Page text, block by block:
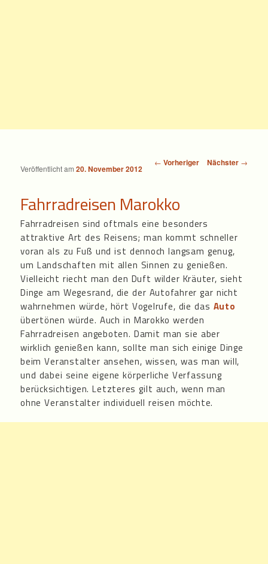
Beitragsnavigation
← Vorheriger Nächster →
Fahrradreisen Marokko
Veröffentlicht am20. November 2012
Fahrradreisen sind oftmals eine besonders
attraktive Art des Reisens; man kommt schneller
voran als zu Fuß und ist dennoch langsam genug,
um Landschaften mit allen Sinnen zu genießen.
Vielleicht riecht man den Duft wilder Kräuter, sieht
Dinge am Wegesrand, die der Autofahrer gar nicht
wahrnehmen würde, hört Vogelrufe, die das Auto
übertönen würde. Auch in Marokko werden
Fahrradreisen angeboten. Damit man sie aber
wirklich genießen kann, sollte man sich einige Dinge
beim Veranstalter ansehen, wissen, was man will,
und dabei seine eigene körperliche Verfassung
berücksichtigen. Letzteres gilt auch, wenn man
ohne Veranstalter individuell reisen möchte.